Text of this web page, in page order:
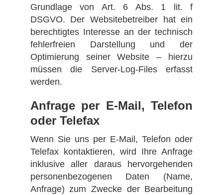
Grundlage von Art. 6 Abs. 1 lit. f
DSGVO. Der Websitebetreiber hat ein
berechtigtes Interesse an der technisch
fehlerfreien Darstellung und der
Optimierung seiner Website – hierzu
müssen die Server-Log-Files erfasst
werden.
Anfrage per E-Mail, Telefon
oder Telefax
Wenn Sie uns per E-Mail, Telefon oder
Telefax kontaktieren, wird Ihre Anfrage
inklusive aller daraus hervorgehenden
personenbezogenen Daten (Name,
Anfrage) zum Zwecke der Bearbeitung